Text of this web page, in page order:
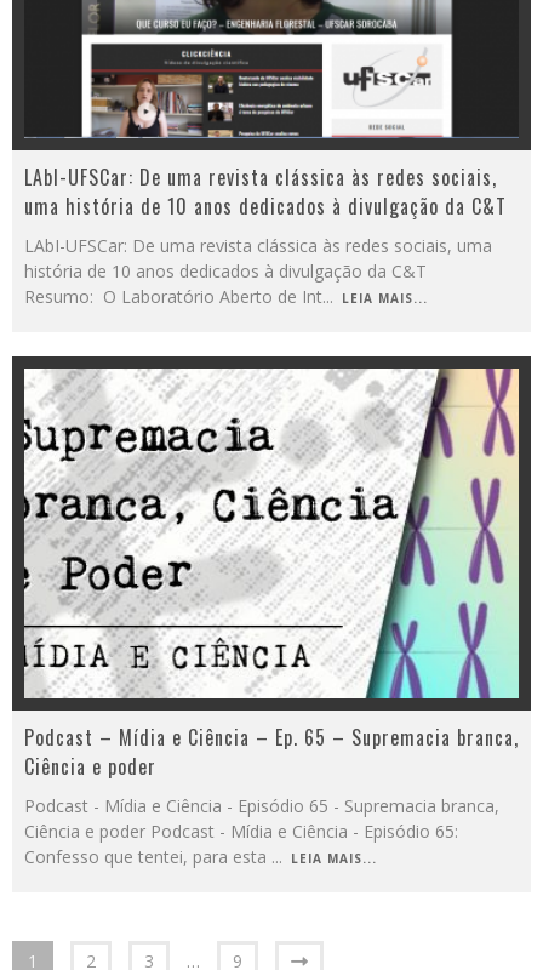
LAbI-UFSCar: De uma revista clássica às redes sociais,
uma história de 10 anos dedicados à divulgação da C&T
LAbI-UFSCar: De uma revista clássica às redes sociais, uma
história de 10 anos dedicados à divulgação da C&T
Resumo: O Laboratório Aberto de Int... LEIA MAIS...
Podcast – Mídia e Ciência – Ep. 65 – Supremacia branca,
Ciência e poder
Podcast - Mídia e Ciência - Episódio 65 - Supremacia branca,
Ciência e poder Podcast - Mídia e Ciência - Episódio 65:
Confesso que tentei, para esta ... LEIA MAIS...
1 2 3 … 9